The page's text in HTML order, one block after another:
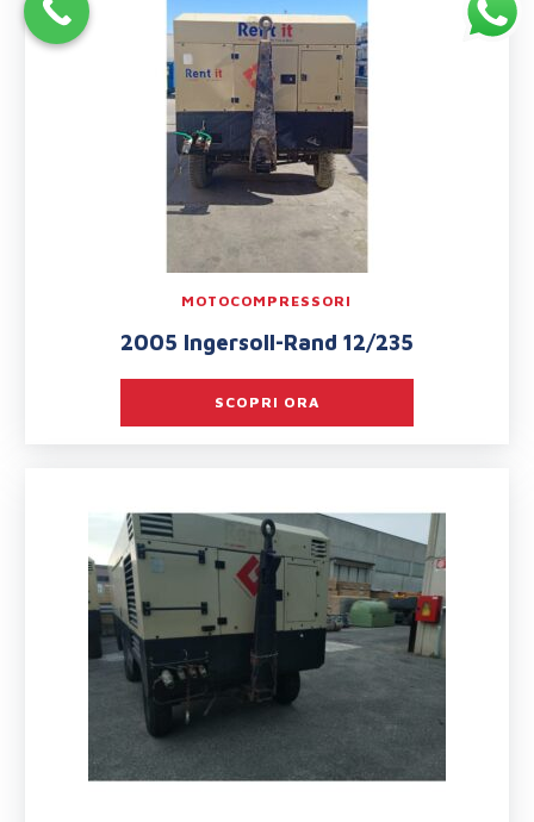
MOTOCOMPRESSORI
2005 Ingersoll-Rand 12/235
SCOPRI ORA